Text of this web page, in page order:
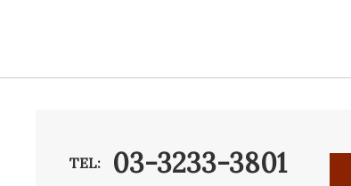
TEL: 03-3233-3801